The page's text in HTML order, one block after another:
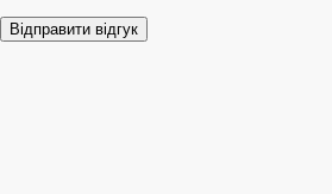
Відправити відгук